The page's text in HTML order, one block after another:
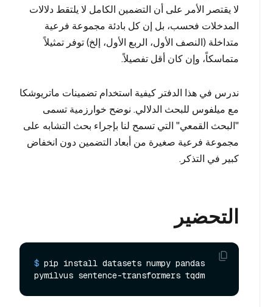
لا يقتصر الأمر على أن التضمين الكامل لا يلتقط دلالات
المدخلات فحسب، بل إن كل بادئة مجموعة فرعية
متداخلة (النصف الأول، الربع الأول، إلخ) توفر تمثيلاً
متماسكاً، وإن كان أقل تفصيلاً.
ندرس في هذا الدفتر كيفية استخدام تضمينات ماتريوشكا
مع ميلفوس للبحث الدلالي. نوضح خوارزمية تسمى
"البحث القمعي" التي تسمح لنا بإجراء بحث التشابه على
مجموعة فرعية صغيرة من أبعاد التضمين دون انخفاض
كبير في التذكر.
التحضير
$ pip install datasets numpy pandas
pymilvus sentence-transformers tqdm